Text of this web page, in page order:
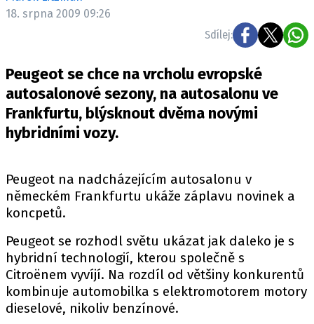
RALLY
ROZHOVORY
ZE SVĚTA
MOTORSPORT
PIT LANE
18. srpna 2009 09:26
Sdílej:
Peugeot se chce na vrcholu evropské
autosalonové sezony, na autosalonu ve
Frankfurtu, blýsknout dvěma novými
hybridními vozy.
Peugeot na nadcházejícím autosalonu v
německém Frankfurtu ukáže záplavu novinek a
koncpetů.
Peugeot se rozhodl světu ukázat jak daleko je s
hybridní technologií, kterou společně s
Citroënem vyvíjí. Na rozdíl od většiny konkurentů
kombinuje automobilka s elektromotorem motory
dieselové, nikoliv benzínové.